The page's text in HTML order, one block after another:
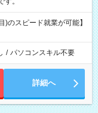
のスピード就業が可能】
/ パソコンスキル不要
詳細へ